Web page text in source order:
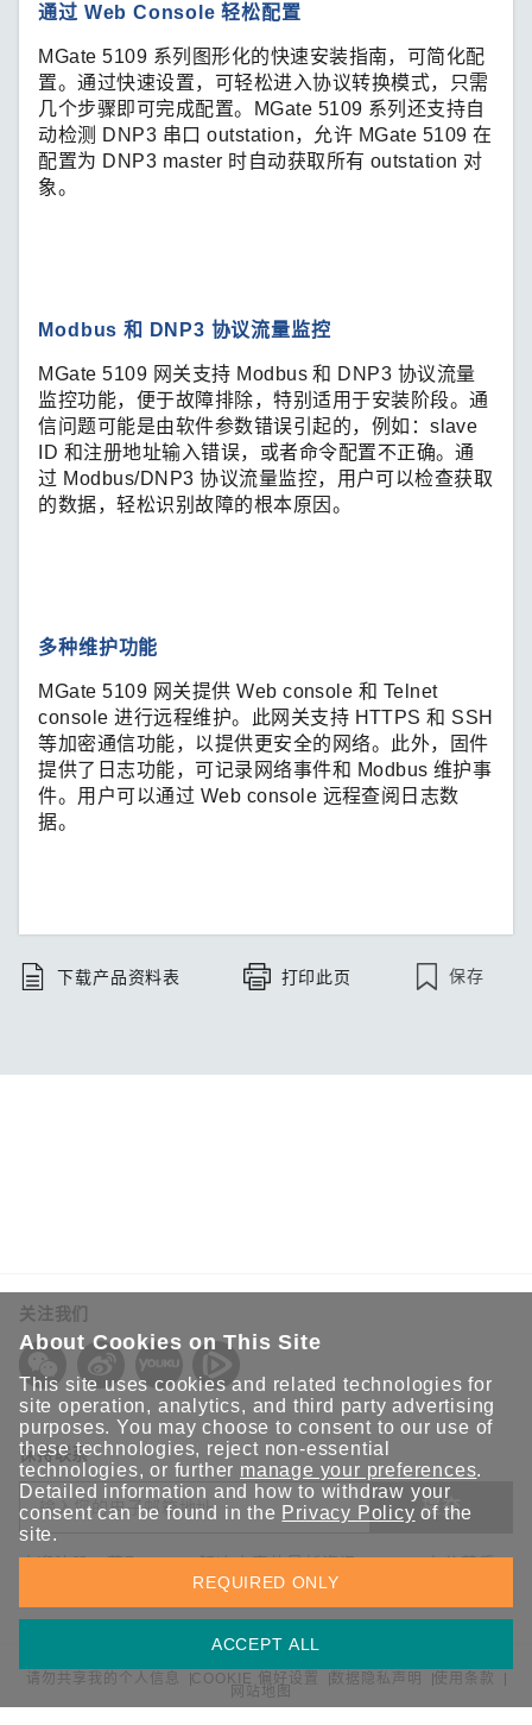
通过 Web Console 轻松配置
MGate 5109 系列图形化的快速安装指南，可简化配
置。通过快速设置，可轻松进入协议转换模式，只需
几个步骤即可完成配置。MGate 5109 系列还支持自
动检测 DNP3 串口 outstation，允许 MGate 5109 在
配置为 DNP3 master 时自动获取所有 outstation 对
象。
Modbus 和 DNP3 协议流量监控
MGate 5109 网关支持 Modbus 和 DNP3 协议流量
监控功能，便于故障排除，特别适用于安装阶段。通
信问题可能是由软件参数错误引起的，例如：slave
ID 和注册地址输入错误，或者命令配置不正确。通
过 Modbus/DNP3 协议流量监控，用户可以检查获取
的数据，轻松识别故障的根本原因。
多种维护功能
MGate 5109 网关提供 Web console 和 Telnet
console 进行远程维护。此网关支持 HTTPS 和 SSH
等加密通信功能，以提供更安全的网络。此外，固件
提供了日志功能，可记录网络事件和 Modbus 维护事
件。用户可以通过 Web console 远程查阅日志数
据。
下载产品资料表 打印此页 保存
关注我们
保持联系
提交
欢迎注册，获取 Moxa 解决方案的最新资讯。Moxa 充分尊重
您的隐私，绝不会透露您的邮箱信息。
请勿共享我的个人信息 COOKIE 偏好设置 数据隐私声明 使用条款
网站地图
About Cookies on This Site
This site uses cookies and related technologies for
site operation, analytics, and third party advertising
purposes. You may choose to consent to our use of
these technologies, reject non-essential
technologies, or further manage your preferences.
Detailed information and how to withdraw your
consent can be found in the Privacy Policy of the
site.
ACCEPT ALL
REQUIRED ONLY